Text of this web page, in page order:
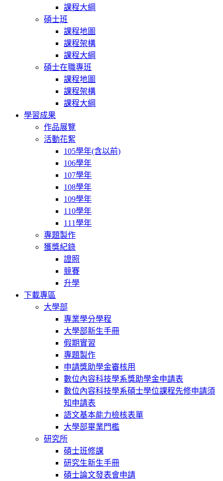
課程大綱
碩士班
課程地圖
課程架構
課程大綱
碩士在職專班
課程地圖
課程架構
課程大綱
學習成果
作品展覽
活動花絮
105學年(含以前)
106學年
107學年
108學年
109學年
110學年
111學年
專題製作
獲獎紀錄
證照
競賽
升學
下載專區
大學部
專業學分學程
大學部新生手冊
假期實習
專題製作
申請獎助學金審核用
數位內容科技學系獎助學金申請表
數位內容科技學系碩士學位課程先修申請須
知申請表
語文基本能力檢核表單
大學部畢業門檻
研究所
碩士班修課
研究生新生手冊
碩士論文發表會申請